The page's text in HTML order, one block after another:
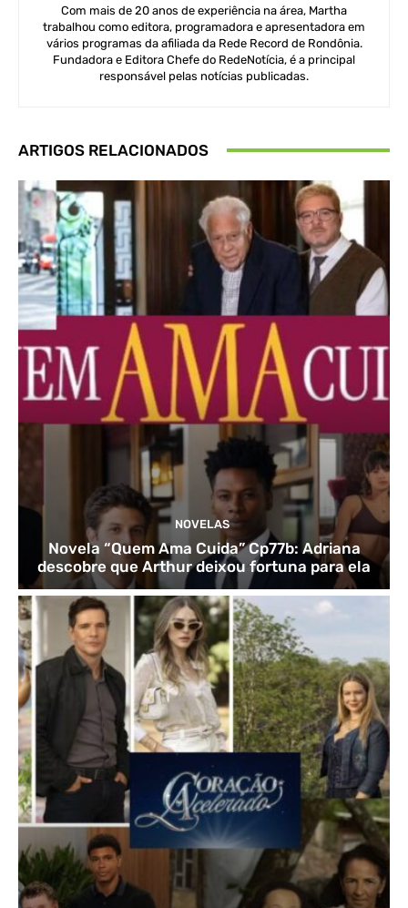
Com mais de 20 anos de experiência na área, Martha
trabalhou como editora, programadora e apresentadora em
vários programas da afiliada da Rede Record de Rondônia.
Fundadora e Editora Chefe do RedeNotícia, é a principal
responsável pelas notícias publicadas.
ARTIGOS RELACIONADOS
NOVELAS
Novela “Quem Ama Cuida” Cp77b: Adriana
descobre que Arthur deixou fortuna para ela